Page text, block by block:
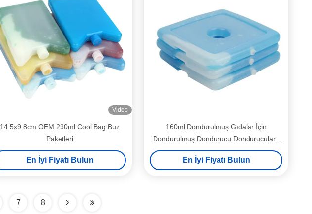
Video
14.5x9.8cm OEM 230ml Cool Bag Buz
Paketleri
En İyi Fiyatı Bulun
160ml Dondurulmuş Gıdalar İçin
Dondurulmuş Dondurucu Dondurucular /
Ultra İnce Dondurma Paketleri
En İyi Fiyatı Bulun
7 8